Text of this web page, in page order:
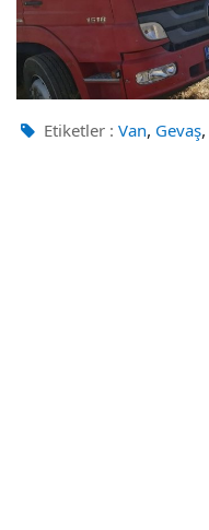
Etiketler : Van, Gevaş,